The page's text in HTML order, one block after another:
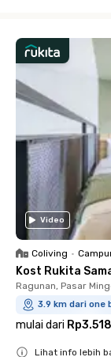
Video
Coliving •
Kost Rukita
Ragunan, Pasar
3.9 km dari one
mulai dari
Lihat info lebih